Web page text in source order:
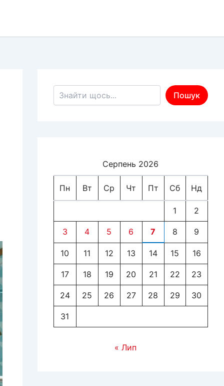
Пошук по сайту
Пошук
Серпень 2026
Пн Вт Ср Чт Пт Сб Нд
1 2
3 4 5 6 7 8 9
10 11 12 13 14 15 16
17 18 19 20 21 22 23
24 25 26 27 28 29 30
31
« Лип